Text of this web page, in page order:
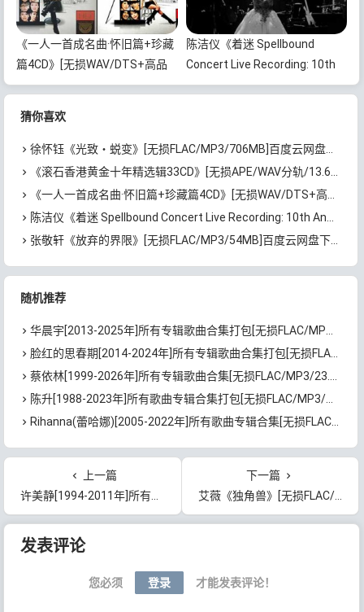
《一人一首成名曲·怀旧篇+珍藏
篇4CD》[无损WAV/DTS+高品
质MP3/6.88GB]百度云网盘下载
陈洁仪《着迷 Spellbound
Concert Live Recording: 10th
Anniversary (Live)》[无损
猜你喜欢
徐怀钰《光致・蜕变》[无损FLAC/MP3/706MB]百度云网盘下载
《滚石香港黄金十年精选辑33CD》[无损APE/WAV分轨/13.6GB]百度云网盘下载
《一人一首成名曲·怀旧篇+珍藏篇4CD》[无损WAV/DTS+高品质MP3/6.88GB]百度云网盘下载
陈洁仪《着迷 Spellbound Concert Live Recording: 10th Anniversary (Live)》[无损FLAC/MP3/671MB]百度云网盘下载
张敬轩《放弃的界限》[无损FLAC/MP3/54MB]百度云网盘下载
随机推荐
华晨宇[2013-2025年]所有专辑歌曲合集打包[无损FLAC/MP3/4.65GB]百度云网盘下载
脸红的思春期[2014-2024年]所有专辑歌曲合集打包[无损FLAC/MP3/3.07GB]百度云网盘下载
蔡依林[1999-2026年]所有专辑歌曲合集[无损FLAC/MP3/23.32GB]百度云网盘下载
陈升[1988-2023年]所有歌曲专辑合集打包[无损FLAC/MP3/24.09GB]百度云网盘下载
Rihanna(蕾哈娜)[2005-2022年]所有歌曲专辑合集[无损FLAC/WAV+MP3/4.94GB]百度云网盘下载
上一篇
许美静[1994-2011年]所有歌曲专辑合集打包[无损FLAC/MP3/5.56GB]百度云网盘下载
下一篇
艾薇《独角兽》[无损FLAC/MP3/547MB]百度云网盘下载
文章导航
发表评论
您必须 登录 才能发表评论！